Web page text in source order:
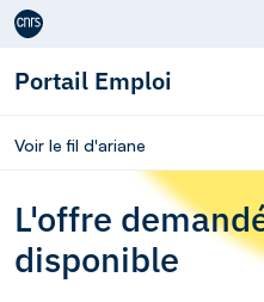
Aller au contenu
Portail Emploi
Voir le fil d'ariane
L'offre
disponible